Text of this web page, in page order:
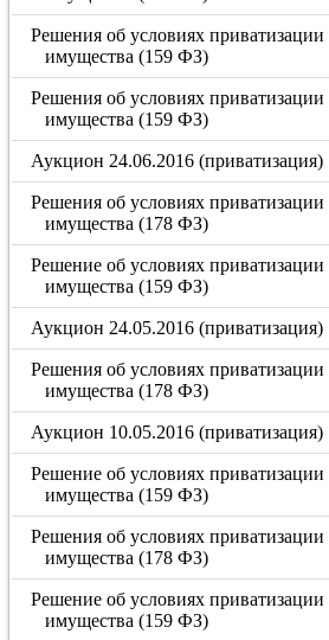
Решения об условиях
имущества (159 ФЗ)
Решения об условиях
имущества (159 ФЗ)
Аукцион 24.06.2016 (приватизация)
Решения об условиях
имущества (178 ФЗ)
Решение об условиях
имущества (159 ФЗ)
Аукцион 24.05.2016 (приватизация)
Решения об условиях
имущества (178 ФЗ)
Аукцион 10.05.2016 (приватизация)
Решение об условиях
имущества (159 ФЗ)
Решения об условиях
имущества (178 ФЗ)
Решение об условиях
имущества (159 ФЗ)